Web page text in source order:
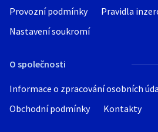
Provozní podmínky
Pravidla
Nastavení soukromí
O společnosti
Informace o zpracování osobních
Obchodní podmínky
Kontakty